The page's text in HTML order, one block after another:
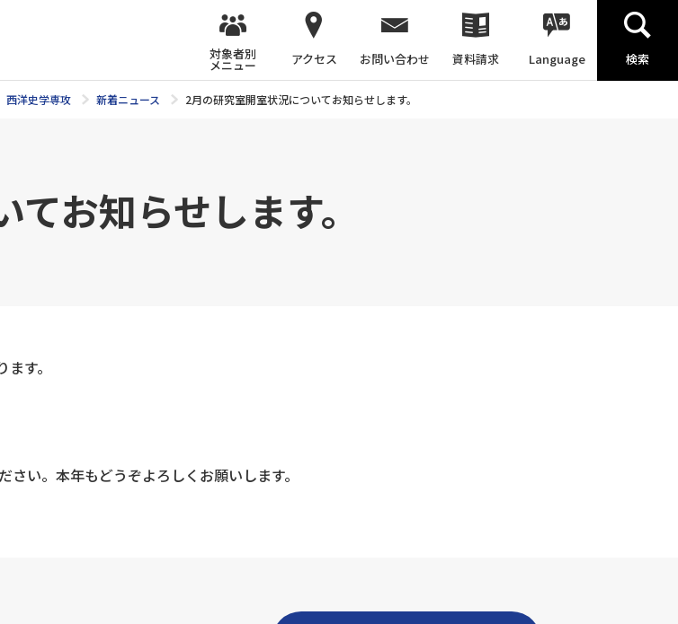
対象者別
メニュー アクセス お問い合わせ 資料請求 Language 検索
西洋史学専攻 新着ニュース 2月の研究室開室状況についてお知らせします。
お知らせします。
す。
い。本年もどうぞよろしくお願いします。